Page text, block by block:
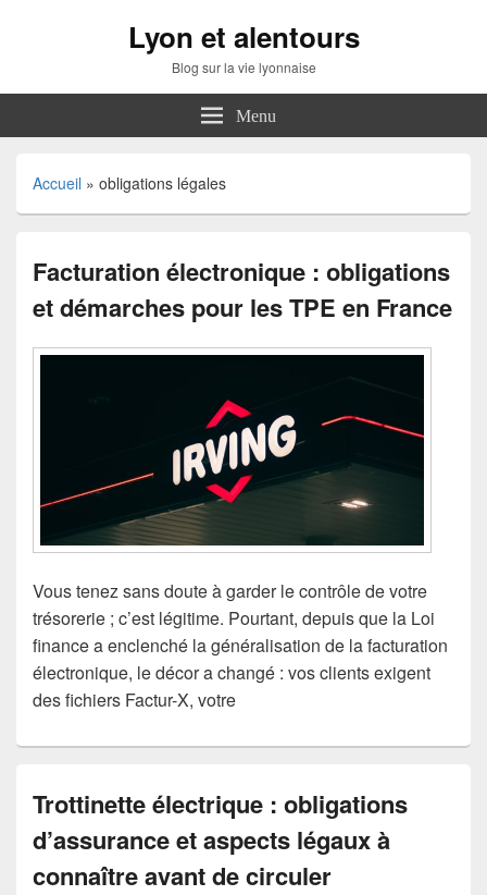
Lyon et alentours
Blog sur la vie lyonnaise
Menu
Accueil » obligations légales
Facturation électronique : obligations
et démarches pour les TPE en France
Vous tenez sans doute à garder le contrôle de votre
trésorerie ; c’est légitime. Pourtant, depuis que la Loi
finance a enclenché la généralisation de la facturation
électronique, le décor a changé : vos clients exigent
des fichiers Factur-X, votre
Trottinette électrique : obligations
d’assurance et aspects légaux à
connaître avant de circuler